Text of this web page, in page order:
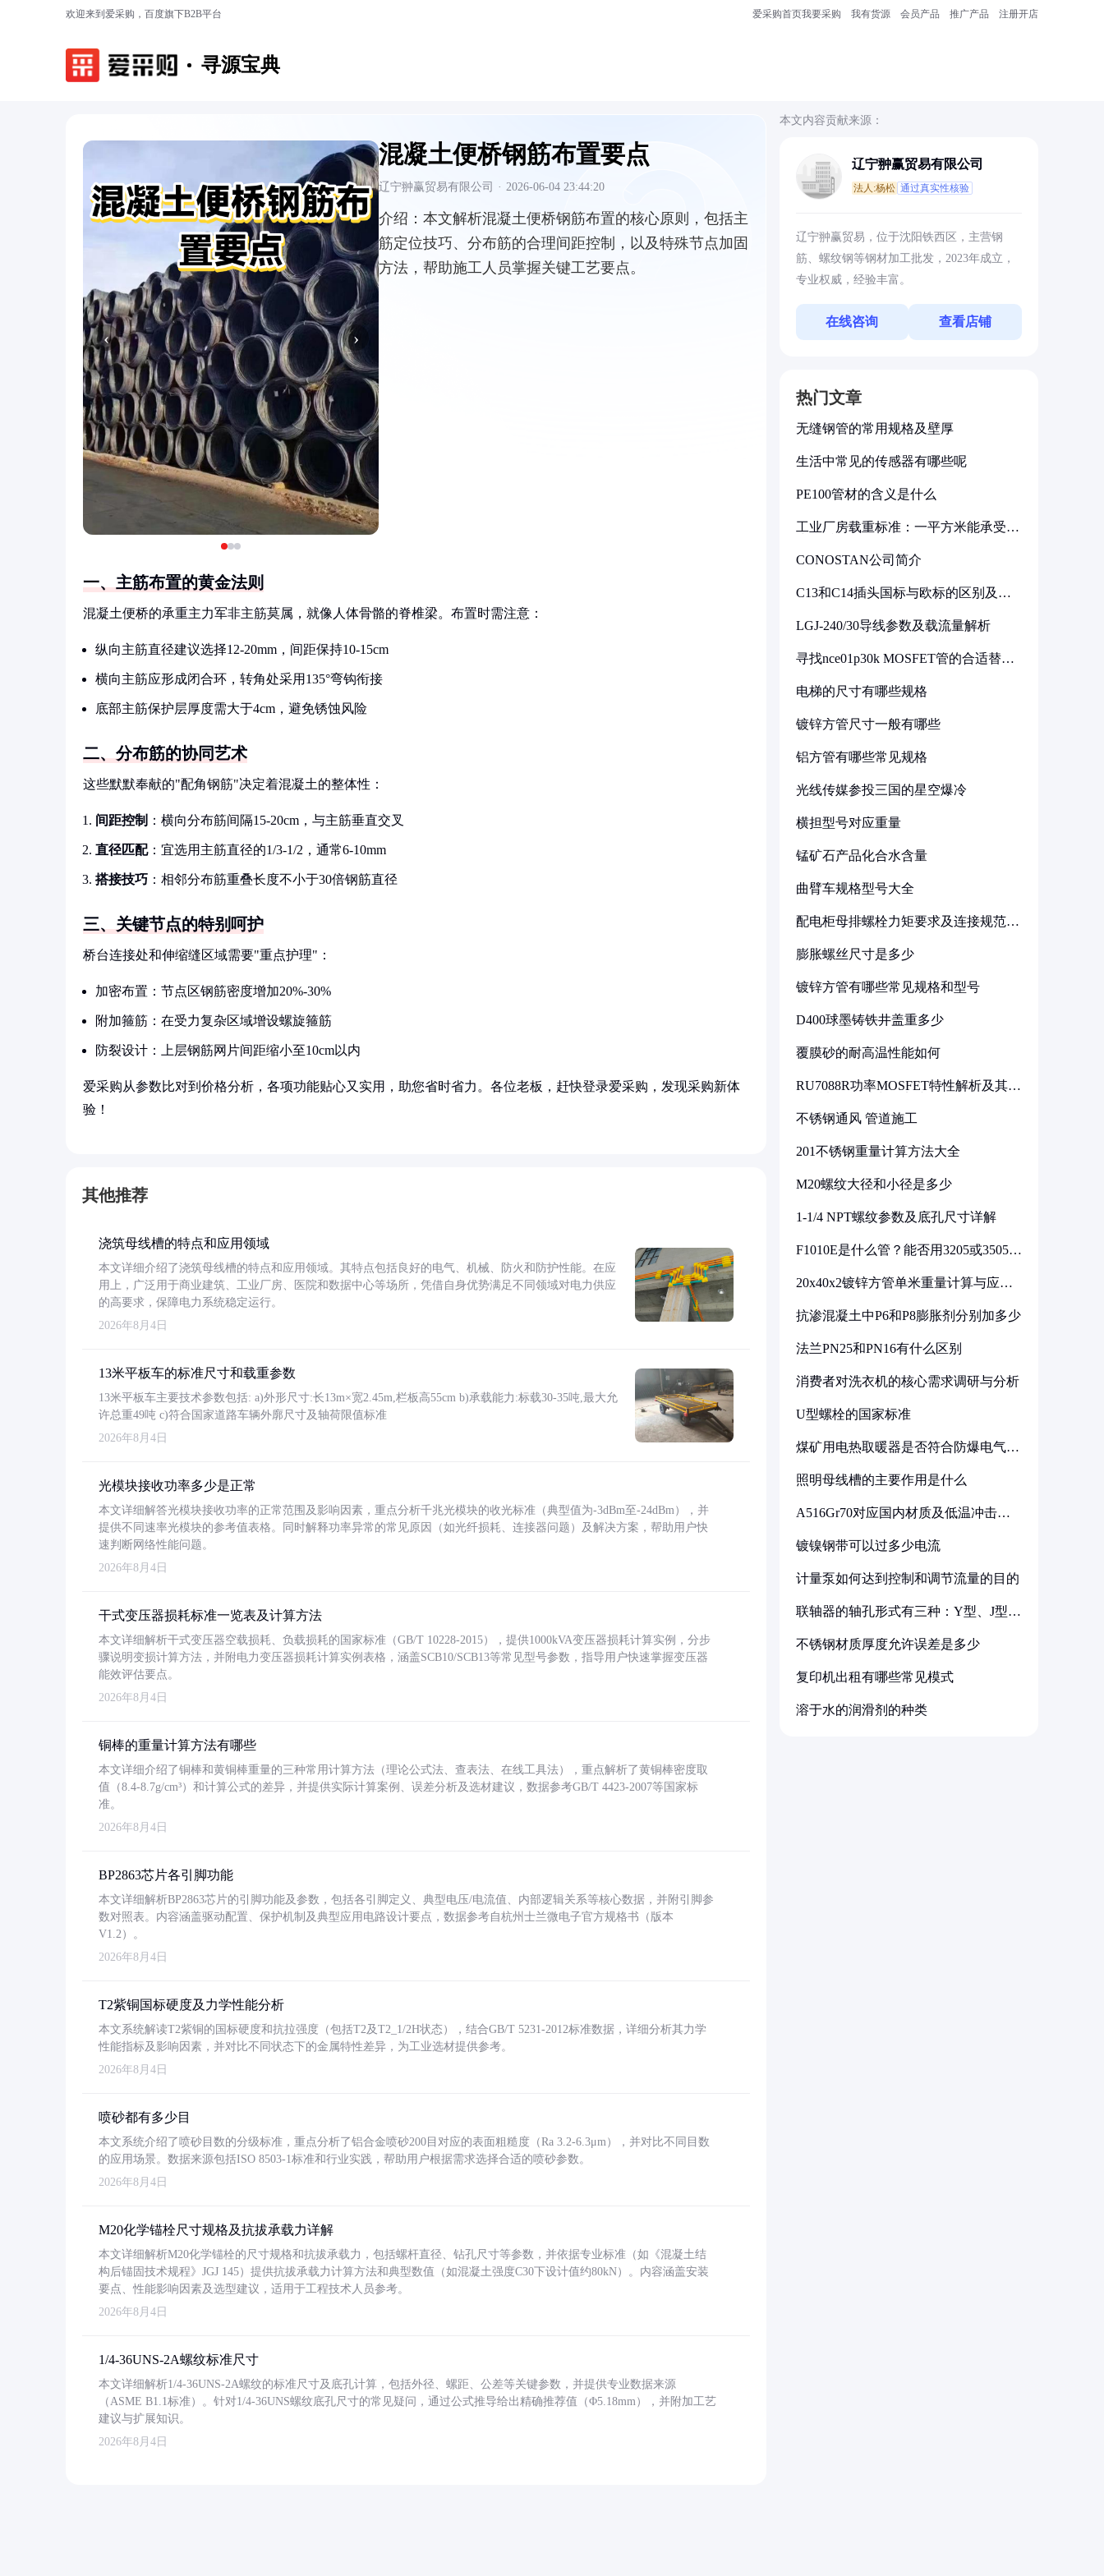
欢迎来到爱采购，百度旗下B2B平台 爱采购首页我要采购 我有货源 会员产品 推广产品 注册开店
寻源宝典
‹ ›
混凝土便桥钢筋布置要点
辽宁翀赢贸易有限公司 · 2026-06-04 23:44:20
介绍： 本文解析混凝土便桥钢筋布置的核心原则，包括主
筋定位技巧、分布筋的合理间距控制，以及特殊节点加固
方法，帮助施工人员掌握关键工艺要点。
一、主筋布置的黄金法则
混凝土便桥的承重主力军非主筋莫属，就像人体骨骼的脊椎梁。布置时需注意：
纵向主筋直径建议选择12-20mm，间距保持10-15cm
横向主筋应形成闭合环，转角处采用135°弯钩衔接
底部主筋保护层厚度需大于4cm，避免锈蚀风险
二、分布筋的协同艺术
这些默默奉献的"配角钢筋"决定着混凝土的整体性：
间距控制 ：横向分布筋间隔15-20cm，与主筋垂直交叉
直径匹配：宜选用主筋直径的1/3-1/2，通常6-10mm
搭接技巧 ：相邻分布筋重叠长度不小于30倍钢筋直径
三、关键节点的特别呵护
桥台连接处和伸缩缝区域需要"重点护理"：
加密布置：节点区钢筋密度增加20%-30%
附加箍筋：在受力复杂区域增设螺旋箍筋
防裂设计：上层钢筋网片间距缩小至10cm以内
爱采购从参数比对到价格分析，各项功能贴心又实用，助您省时省力。各位老板，赶快登录爱采购，发现采购新体
验！
其他推荐
浇筑母线槽的特点和应用领域
本文详细介绍了浇筑母线槽的特点和应用领域。其特点包括良好的电气、机械、防火和防护性能。在应
用上，广泛用于商业建筑、工业厂房、医院和数据中心等场所，凭借自身优势满足不同领域对电力供应
的高要求，保障电力系统稳定运行。
2026年8月4日
13米平板车的标准尺寸和载重参数
13米平板车主要技术参数包括: a)外形尺寸:长13m×宽2.45m,栏板高55cm b)承载能力:标载30-35吨,最大允
许总重49吨 c)符合国家道路车辆外廓尺寸及轴荷限值标准
2026年8月4日
光模块接收功率多少是正常
本文详细解答光模块接收功率的正常范围及影响因素，重点分析千兆光模块的收光标准（典型值为-3dBm至-24dBm），并
提供不同速率光模块的参考值表格。同时解释功率异常的常见原因（如光纤损耗、连接器问题）及解决方案，帮助用户快
速判断网络性能问题。
2026年8月4日
干式变压器损耗标准一览表及计算方法
本文详细解析干式变压器空载损耗、负载损耗的国家标准（GB/T 10228-2015），提供1000kVA变压器损耗计算实例，分步
骤说明变损计算方法，并附电力变压器损耗计算实例表格，涵盖SCB10/SCB13等常见型号参数，指导用户快速掌握变压器
能效评估要点。
2026年8月4日
铜棒的重量计算方法有哪些
本文详细介绍了铜棒和黄铜棒重量的三种常用计算方法（理论公式法、查表法、在线工具法），重点解析了黄铜棒密度取
值（8.4-8.7g/cm³）和计算公式的差异，并提供实际计算案例、误差分析及选材建议，数据参考GB/T 4423-2007等国家标
准。
2026年8月4日
BP2863芯片各引脚功能
本文详细解析BP2863芯片的引脚功能及参数，包括各引脚定义、典型电压/电流值、内部逻辑关系等核心数据，并附引脚参
数对照表。内容涵盖驱动配置、保护机制及典型应用电路设计要点，数据参考自杭州士兰微电子官方规格书（版本
V1.2）。
2026年8月4日
T2紫铜国标硬度及力学性能分析
本文系统解读T2紫铜的国标硬度和抗拉强度（包括T2及T2_1/2H状态），结合GB/T 5231-2012标准数据，详细分析其力学
性能指标及影响因素，并对比不同状态下的金属特性差异，为工业选材提供参考。
2026年8月4日
喷砂都有多少目
本文系统介绍了喷砂目数的分级标准，重点分析了铝合金喷砂200目对应的表面粗糙度（Ra 3.2-6.3μm），并对比不同目数
的应用场景。数据来源包括ISO 8503-1标准和行业实践，帮助用户根据需求选择合适的喷砂参数。
2026年8月4日
M20化学锚栓尺寸规格及抗拔承载力详解
本文详细解析M20化学锚栓的尺寸规格和抗拔承载力，包括螺杆直径、钻孔尺寸等参数，并依据专业标准（如《混凝土结
构后锚固技术规程》JGJ 145）提供抗拔承载力计算方法和典型数值（如混凝土强度C30下设计值约80kN）。内容涵盖安装
要点、性能影响因素及选型建议，适用于工程技术人员参考。
2026年8月4日
1/4-36UNS-2A螺纹标准尺寸
本文详细解析1/4-36UNS-2A螺纹的标准尺寸及底孔计算，包括外径、螺距、公差等关键参数，并提供专业数据来源
（ASME B1.1标准）。针对1/4-36UNS螺纹底孔尺寸的常见疑问，通过公式推导给出精确推荐值（Φ5.18mm），并附加工艺
建议与扩展知识。
2026年8月4日
本文内容贡献来源：
辽宁翀赢贸易有限公司
法人:杨松 通过真实性核验
辽宁翀赢贸易，位于沈阳铁西区，主营钢
筋、螺纹钢等钢材加工批发，2023年成立，
专业权威，经验丰富。
在线咨询 查看店铺
热门文章
无缝钢管的常用规格及壁厚
生活中常见的传感器有哪些呢
PE100管材的含义是什么
工业厂房载重标准：一平方米能承受多
CONOSTAN公司简介
C13和C14插头国标与欧标的区别及其
LGJ-240/30导线参数及载流量解析
寻找nce01p30k MOSFET管的合适替代
电梯的尺寸有哪些规格
镀锌方管尺寸一般有哪些
铝方管有哪些常见规格
光线传媒参投三国的星空爆冷
横担型号对应重量
锰矿石产品化合水含量
曲臂车规格型号大全
配电柜母排螺栓力矩要求及连接规范详
膨胀螺丝尺寸是多少
镀锌方管有哪些常见规格和型号
D400球墨铸铁井盖重多少
覆膜砂的耐高温性能如何
RU7088R功率MOSFET特性解析及其在
不锈钢通风 管道施工
201不锈钢重量计算方法大全
M20螺纹大径和小径是多少
1-1/4 NPT螺纹参数及底孔尺寸详解
F1010E是什么管？能否用3205或3505代
20x40x2镀锌方管单米重量计算与应用
抗渗混凝土中P6和P8膨胀剂分别加多少
法兰PN25和PN16有什么区别
消费者对洗衣机的核心需求调研与分析
U型螺栓的国家标准
煤矿用电热取暖器是否符合防爆电气设
照明母线槽的主要作用是什么
A516Gr70对应国内材质及低温冲击要
镀镍钢带可以过多少电流
计量泵如何达到控制和调节流量的目的
联轴器的轴孔形式有三种：Y型、J型、
不锈钢材质厚度允许误差是多少
复印机出租有哪些常见模式
溶于水的润滑剂的种类